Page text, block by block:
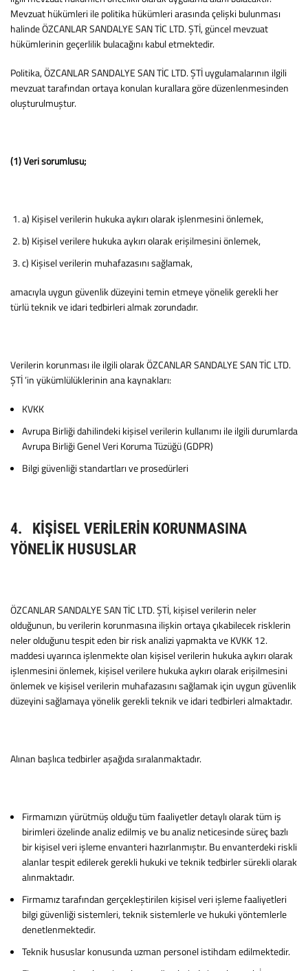
Mevzuat hükümleri ile politika hükümleri arasında çelişki bulunması
halinde ÖZCANLAR SANDALYE SAN TİC LTD. ŞTİ, güncel mevzuat
hükümlerinin geçerlilik bulacağını kabul etmektedir.
Politika, ÖZCANLAR SANDALYE SAN TİC LTD. ŞTİ uygulamalarının ilgili
mevzuat tarafından ortaya konulan kurallara göre düzenlenmesinden
oluşturulmuştur.
(1) Veri sorumlusu;
a) Kişisel verilerin hukuka aykırı olarak işlenmesini önlemek,
b) Kişisel verilere hukuka aykırı olarak erişilmesini önlemek,
c) Kişisel verilerin muhafazasını sağlamak,
amacıyla uygun güvenlik düzeyini temin etmeye yönelik gerekli her
türlü teknik ve idari tedbirleri almak zorundadır.
Verilerin korunması ile ilgili olarak ÖZCANLAR SANDALYE SAN TİC LTD.
ŞTİ ’in yükümlülüklerinin ana kaynakları:
KVKK
Avrupa Birliği dahilindeki kişisel verilerin kullanımı ile ilgili durumlarda
Avrupa Birliği Genel Veri Koruma Tüzüğü (GDPR)
Bilgi güvenliği standartları ve prosedürleri
4. KİŞİSEL VERİLERİN KORUNMASINA
YÖNELİK HUSUSLAR
ÖZCANLAR SANDALYE SAN TİC LTD. ŞTİ, kişisel verilerin neler
olduğunun, bu verilerin korunmasına ilişkin ortaya çıkabilecek risklerin
neler olduğunu tespit eden bir risk analizi yapmakta ve KVKK 12.
maddesi uyarınca işlenmekte olan kişisel verilerin hukuka aykırı olarak
işlenmesini önlemek, kişisel verilere hukuka aykırı olarak erişilmesini
önlemek ve kişisel verilerin muhafazasını sağlamak için uygun güvenlik
düzeyini sağlamaya yönelik gerekli teknik ve idari tedbirleri almaktadır.
Alınan başlıca tedbirler aşağıda sıralanmaktadır.
Firmamızın yürütmüş olduğu tüm faaliyetler detaylı olarak tüm iş
birimleri özelinde analiz edilmiş ve bu analiz neticesinde süreç bazlı
bir kişisel veri işleme envanteri hazırlanmıştır. Bu envanterdeki riskli
alanlar tespit edilerek gerekli hukuki ve teknik tedbirler sürekli olarak
alınmaktadır.
Firmamız tarafından gerçekleştirilen kişisel veri işleme faaliyetleri
bilgi güvenliği sistemleri, teknik sistemlerle ve hukuki yöntemlerle
denetlenmektedir.
Teknik hususlar konusunda uzman personel istihdam edilmektedir.